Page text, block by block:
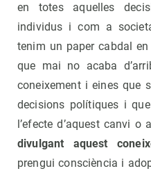
en totes aquelles
individus i com a
tenim un paper cabdal
que mai no acaba
coneixement i eines que
decisions polítiques i
l’efecte d’aquest canvi
divulgant aquest
prengui consciència i